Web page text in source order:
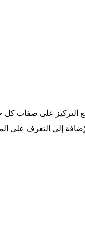
مع التركيز على صفات كل
إلى التعرف على